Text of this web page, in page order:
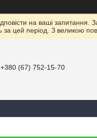
на ваші запитання.
за цей період. З великою
+380 (67) 752-15-70